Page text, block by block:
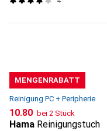
MENGENRABATT
Reinigung PC + Peripherie
CHF
10.80 bei 2 Stück
Hama Reinigungstuch